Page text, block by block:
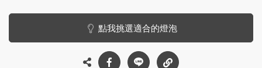
點我挑選適合的燈泡